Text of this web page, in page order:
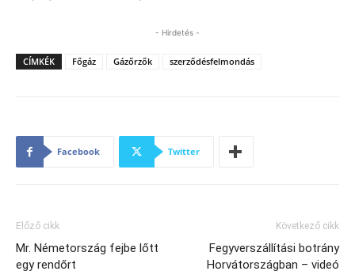
- Hirdetés -
CÍMKÉK Főgáz Gázőrzők szerződésfelmondás
Facebook Twitter
Előző cikk
Mr. Németország fejbe lőtt
egy rendőrt
Következő cikk
Fegyverszállítási botrány
Horvátországban – videó